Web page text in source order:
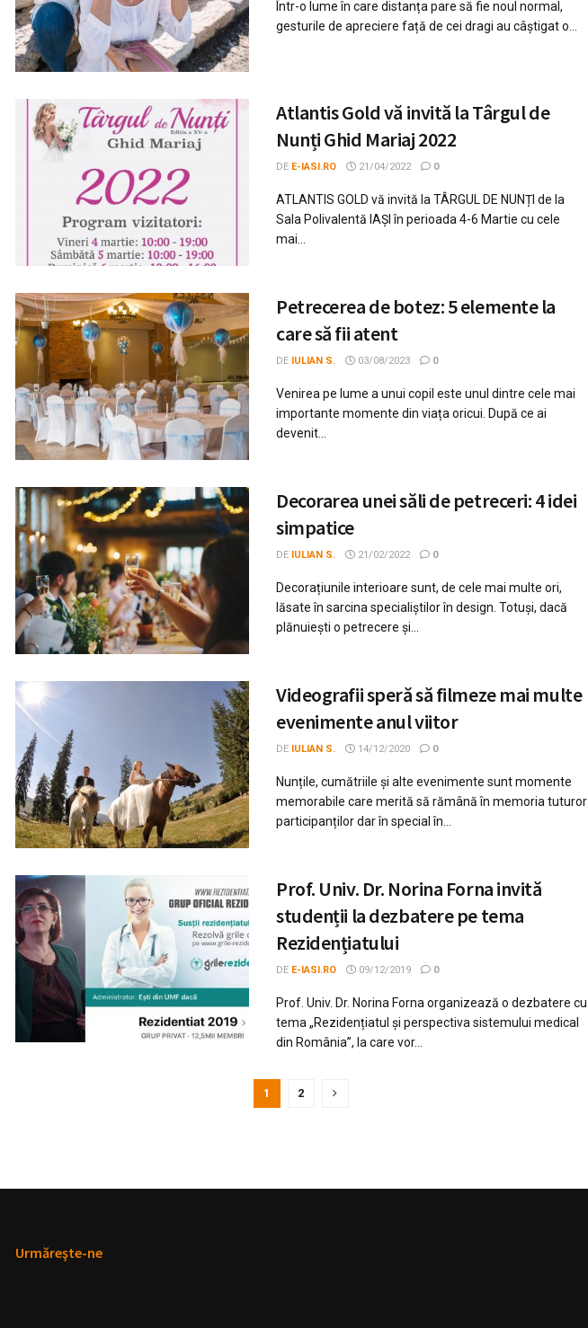
Într-o lume în care distanța pare să fie noul normal,
gesturile de apreciere față de cei dragi au câștigat o...
Atlantis Gold vă invită la Târgul de
Nunți Ghid Mariaj 2022
DE E-IASI.RO 21/04/2022 0
ATLANTIS GOLD vă invită la TÂRGUL DE NUNȚI de la
Sala Polivalentă IAȘI în perioada 4-6 Martie cu cele
mai...
Petrecerea de botez: 5 elemente la
care să fii atent
DE IULIAN S. 03/08/2023 0
Venirea pe lume a unui copil este unul dintre cele mai
importante momente din viața oricui. După ce ai
devenit...
Decorarea unei săli de petreceri: 4 idei
simpatice
DE IULIAN S. 21/02/2022 0
Decorațiunile interioare sunt, de cele mai multe ori,
lăsate în sarcina specialiștilor în design. Totuși, dacă
plănuiești o petrecere și...
Videografii speră să filmeze mai multe
evenimente anul viitor
DE IULIAN S. 14/12/2020 0
Nunțile, cumătriile și alte evenimente sunt momente
memorabile care merită să rămână în memoria tuturor
participanților dar în special în...
Prof. Univ. Dr. Norina Forna invită
studenții la dezbatere pe tema
Rezidențiatului
DE E-IASI.RO 09/12/2019 0
Prof. Univ. Dr. Norina Forna organizează o dezbatere cu
tema „Rezidențiatul și perspectiva sistemului medical
din România”, la care vor...
1 2
Urmăreşte-ne